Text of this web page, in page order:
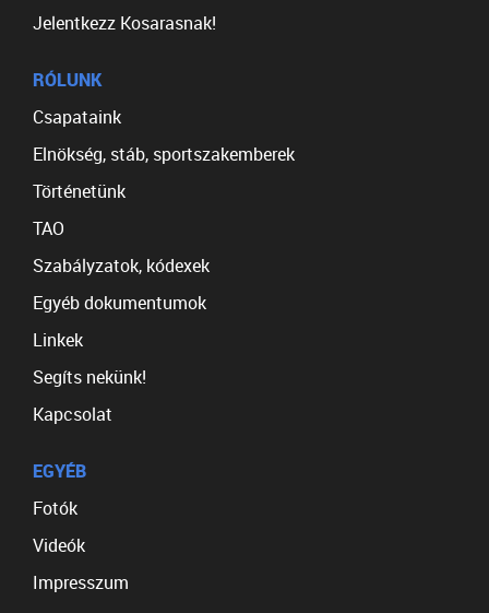
Jelentkezz Kosarasnak!
RÓLUNK
Csapataink
Elnökség, stáb, sportszakemberek
Történetünk
TAO
Szabályzatok, kódexek
Egyéb dokumentumok
Linkek
Segíts nekünk!
Kapcsolat
EGYÉB
Fotók
Videók
Impresszum